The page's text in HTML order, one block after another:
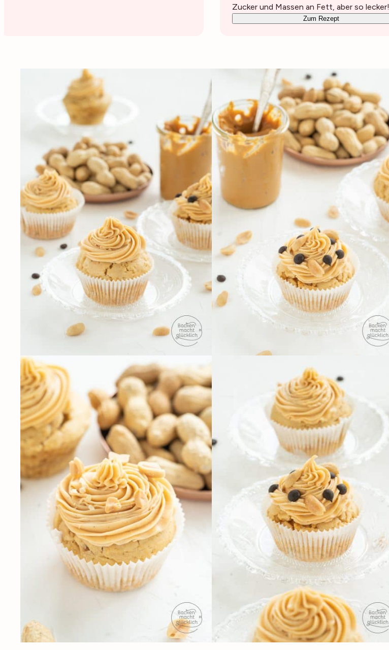
Zucker und Massen an Fett, aber so lecker!
Zum Rezept